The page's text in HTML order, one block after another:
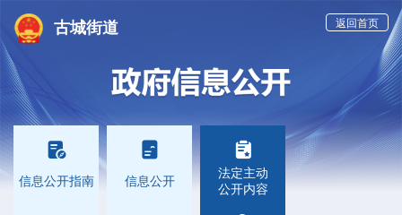
古城街道 返回首页

信息公开指南

信息公开

法定主动
公开内容